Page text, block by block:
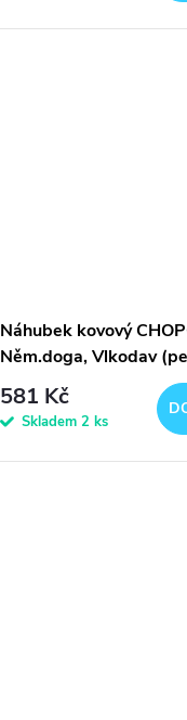
Náhubek kovový
Něm.doga, Vlkodav
581 Kč
Skladem 2 ks